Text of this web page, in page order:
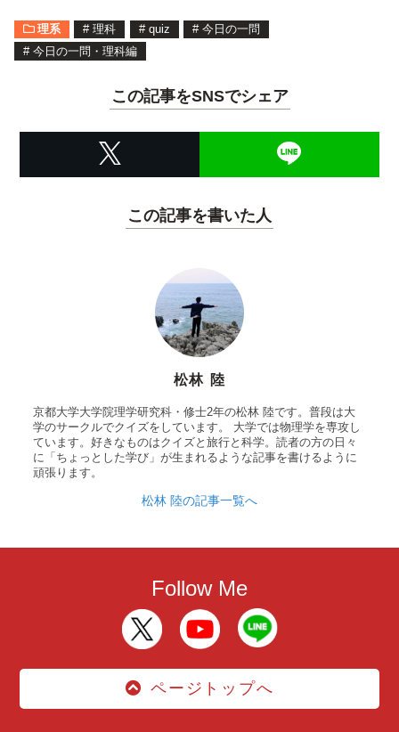
理系 # 理科 # quiz # 今日の一問
# 今日の一問・理科編
この記事をSNSでシェア
この記事を書いた人
松林 陸
京都大学大学院理学研究科・修士2年の松林 陸です。普段は大
学のサークルでクイズをしています。 大学では物理学を専攻し
ています。好きなものはクイズと旅行と科学。読者の方の日々
に「ちょっとした学び」が生まれるような記事を書けるように
頑張ります。
松林 陸の記事一覧へ
Follow Me
ページトップへ